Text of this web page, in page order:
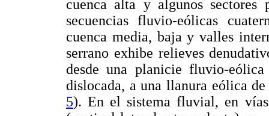
cuenca alta y algunos sectores
secuencias fluvio-eólicas
cuenca media, baja y valles
serrano exhibe relieves
desde una planicie fluvio-
dislocada, a una llanura eólica
5). En el sistema fluvial, en vías